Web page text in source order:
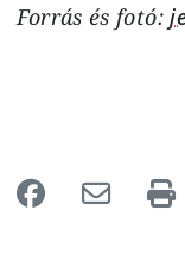
Forrás és fotó: